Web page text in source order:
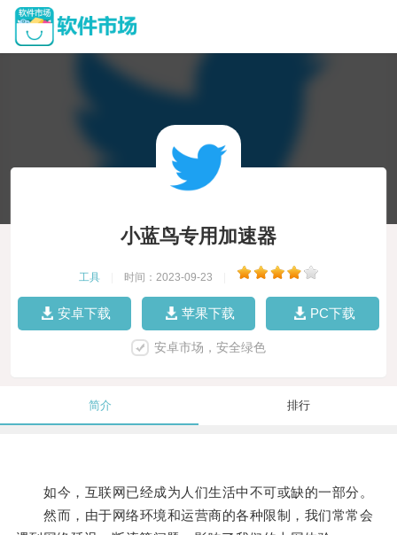
小蓝鸟专用加速器
工具 时间：2023-09-23
安卓下载 苹果下载 PC下载
安卓市场，安全绿色
简介 排行
如今，互联网已经成为人们生活中不可或缺的一部分。
然而，由于网络环境和运营商的各种限制，我们常常会